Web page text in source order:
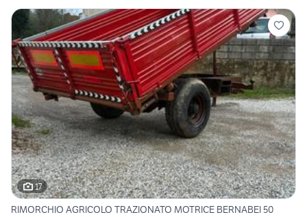
17
RIMORCHIO AGRICOLO TRAZIONATO MOTRICE BERNABEI 50